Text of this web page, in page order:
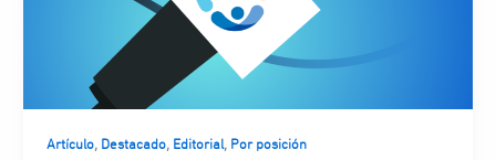
Artículo, Destacado, Editorial, Por posición